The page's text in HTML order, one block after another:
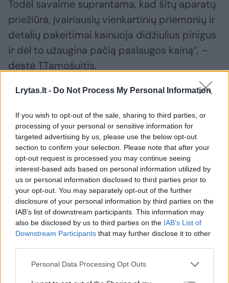
Lrytas.lt - Do Not Process My Personal Information
If you wish to opt-out of the sale, sharing to third parties, or
processing of your personal or sensitive information for
targeted advertising by us, please use the below opt-out
section to confirm your selection. Please note that after your
opt-out request is processed you may continue seeing
interest-based ads based on personal information utilized by
us or personal information disclosed to third parties prior to
your opt-out. You may separately opt-out of the further
disclosure of your personal information by third parties on the
IAB’s list of downstream participants. This information may
also be disclosed by us to third parties on the IAB’s List of
Downstream Participants that may further disclose it to other
Personal Data Processing Opt Outs
Todėl savaime suprantama, kad šitų aparatų
priežiūra, įvairiausių vienkartinių priemonių ir
detalių pakeitimai kainuoja didžiulius pinigus
ir dėl to užaugina pačią paslaugos kainą“, –
dėstė T.Tamošuitis.
Jis pabrėžė, kad sudėtingos intervencijos
metu pacientų ir įrangos negali prižiūrėti bet
kas. Tai reiškia, kad itin kvalifikuotas
personalas prie ligonio lovos turi budėti 24
valandas per parą, septynias dienas per
savaitę.